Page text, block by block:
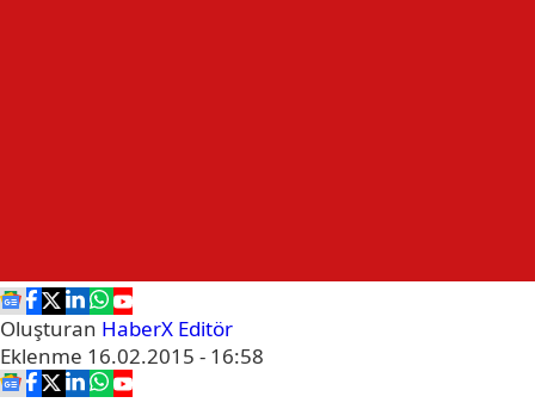
Oluşturan HaberX Editör
Eklenme 16.02.2015 - 16:58